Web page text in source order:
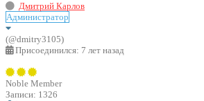
Дмитрий Карлов
Администратор
(@dmitry3105)
Присоединился: 7 лет назад
Noble Member
Записи: 1326